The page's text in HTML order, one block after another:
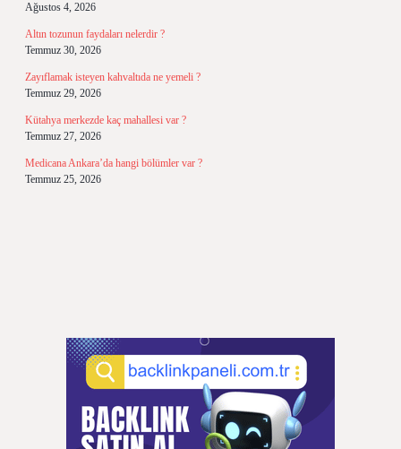
Ağustos 4, 2026
Altın tozunun faydaları nelerdir ?
Temmuz 30, 2026
Zayıflamak isteyen kahvaltıda ne yemeli ?
Temmuz 29, 2026
Kütahya merkezde kaç mahallesi var ?
Temmuz 27, 2026
Medicana Ankara’da hangi bölümler var ?
Temmuz 25, 2026